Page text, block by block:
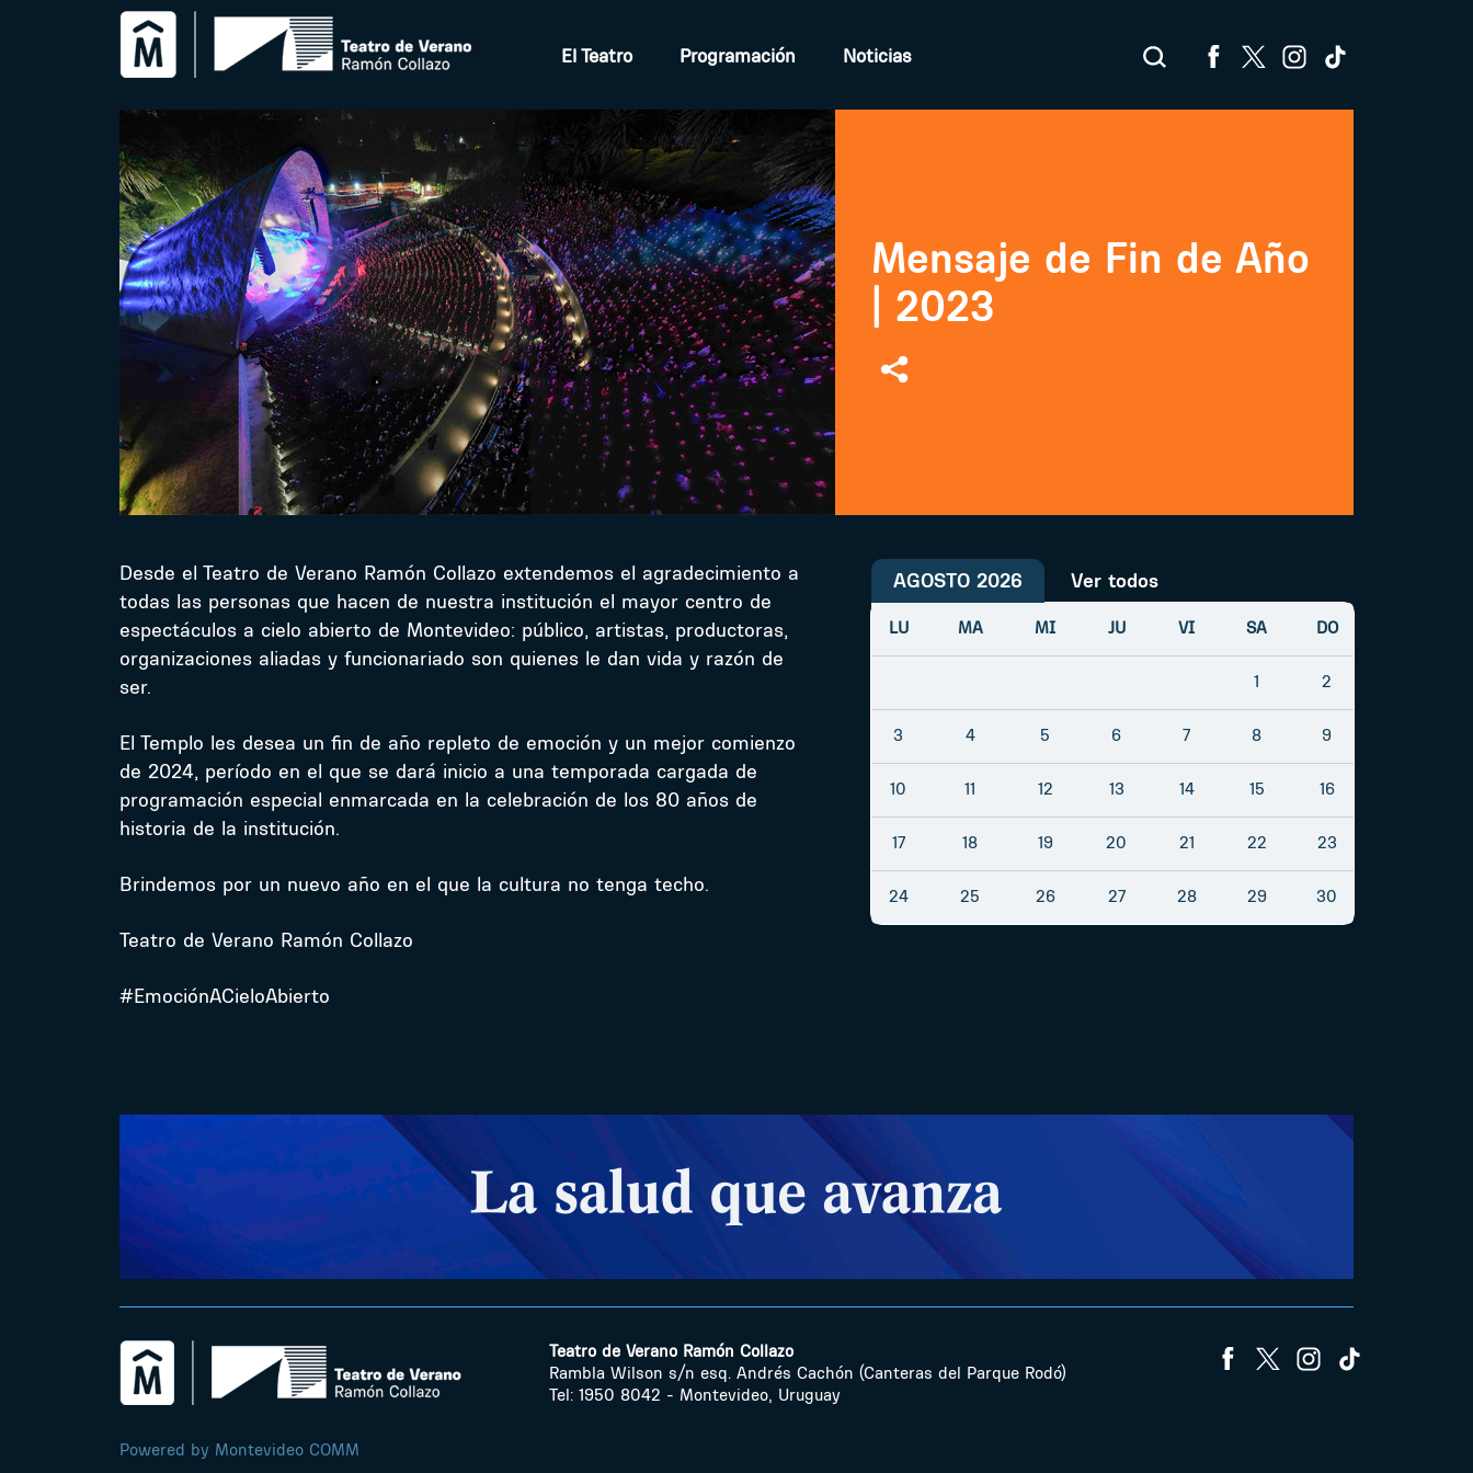
El Teatro Programación Noticias
Mensaje de Fin de Año
| 2023
Desde el Teatro de Verano Ramón Collazo extendemos el agradecimiento a
todas las personas que hacen de nuestra institución el mayor centro de
espectáculos a cielo abierto de Montevideo: público, artistas, productoras,
organizaciones aliadas y funcionariado son quienes le dan vida y razón de
ser.
El Templo les desea un fin de año repleto de emoción y un mejor comienzo
de 2024, período en el que se dará inicio a una temporada cargada de
programación especial enmarcada en la celebración de los 80 años de
historia de la institución.
Brindemos por un nuevo año en el que la cultura no tenga techo.
Teatro de Verano Ramón Collazo
#EmociónACieloAbierto
AGOSTO 2026 Ver todos
LU MA MI JU VI SA DO
1 2
3 4 5 6 7 8 9
10 11 12 13 14 15 16
17 18 19 20 21 22 23
24 25 26 27 28 29 30
Teatro de Verano Ramón Collazo
Rambla Wilson s/n esq. Andrés Cachón (Canteras del Parque Rodó)
Tel: 1950 8042 - Montevideo, Uruguay
Powered by Montevideo COMM